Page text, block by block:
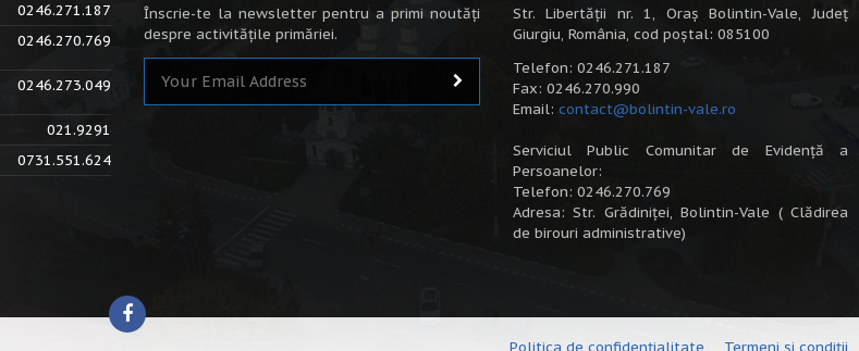
0246.271.187
0246.270.769
0246.273.049
021.9291
0731.551.624
Înscrie-te la newsletter pentru a primi noutăți
despre activitățile primăriei.
Str. Libertății nr. 1, Oraș Bolintin-Vale, Județ
Giurgiu, România, cod poștal: 085100
Telefon: 0246.271.187
Fax: 0246.270.990
Email: contact@bolintin-vale.ro
Serviciul Public Comunitar de Evidență a
Persoanelor:
Telefon: 0246.270.769
Adresa: Str. Grădiniței, Bolintin-Vale ( Clădirea
de birouri administrative)
Politica de confidențialitate Termeni și condiții